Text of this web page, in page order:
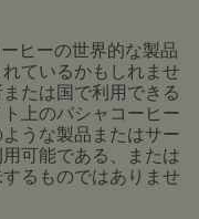
ヒーの世界的な製品
ているかもしれませ
たは国で利用できる
上のバシャコーヒー
うな製品またはサー
可能である、または
るものではありませ